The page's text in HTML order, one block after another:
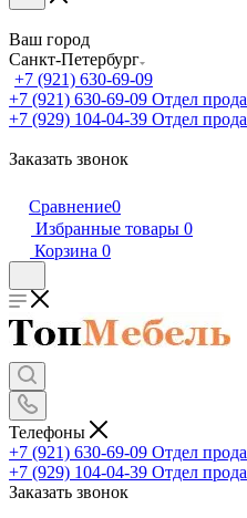
Ваш город
Санкт-Петербург
+7 (921) 630-69-09
+7 (921) 630-69-09 Отдел
+7 (929) 104-04-39 Отдел
Заказать звонок
Сравнение0
Избранные товары 0
Корзина 0
Телефоны
+7 (921) 630-69-09 Отдел
+7 (929) 104-04-39 Отдел
Заказать звонок